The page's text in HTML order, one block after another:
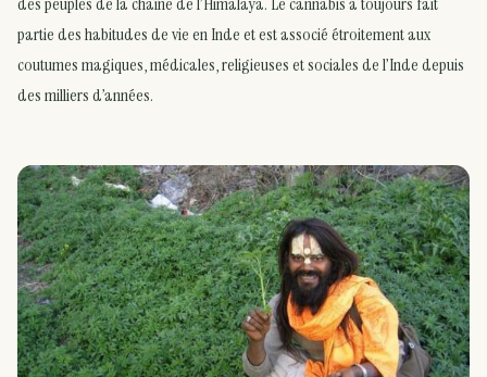
partie des habitudes de vie en Inde et est associé étroitement aux
coutumes magiques, médicales, religieuses et sociales de l’Inde depuis
des milliers d’années.